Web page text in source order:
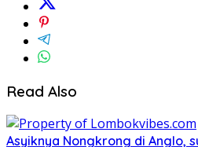
Read Also
Asyiknya Nongkrong di Anglo,